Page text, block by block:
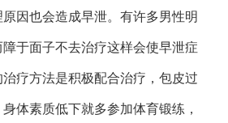
因也会造成早泄。有许多男性明
于面子不去治疗这样会使早泄症
疗方法是积极配合治疗，包皮过
体素质低下就多参加体育锻练，